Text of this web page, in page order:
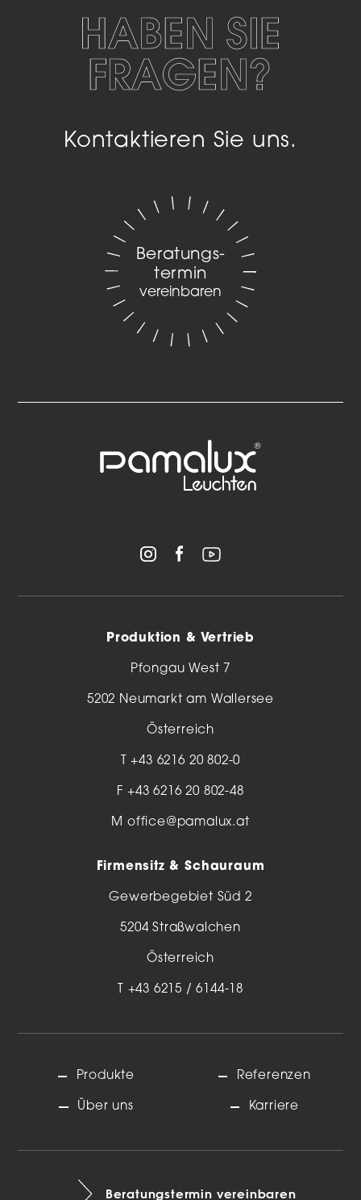
HABEN SIE
FRAGEN?
Kontaktieren Sie uns.
Beratungs­
termin
vereinbaren
Produktion & Vertrieb
Pfongau West 7
5202 Neumarkt am Wallersee
Österreich
T+43 6216 20 802-0
F +43 6216 20 802-48
M office@pamalux.at
Firmensitz & Schauraum
Gewerbegebiet Süd 2
5204 Straßwalchen
Österreich
T +43 6215 / 6144-18
Produkte
Über uns
Referenzen
Karriere
Beratungstermin vereinbaren